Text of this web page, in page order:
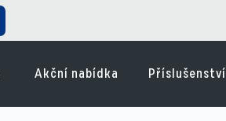
Akční nabídka Příslušenství